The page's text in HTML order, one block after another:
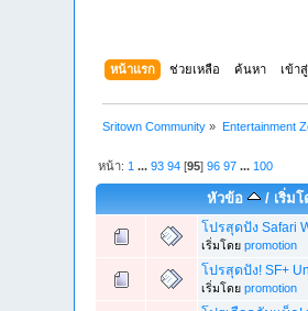
หน้าแรก ช่วยเหลือ ค้นหา เข้า
Sritown Community » Entertainment
หน้า: 1 ...93 94 [95]96 97 ... 100
หัวข้อ / เริ่ม
โปรสุดปัง Safari
เริ่มโดยpromotion
โปรสุดปัง! SF+
เริ่มโดยpromotion